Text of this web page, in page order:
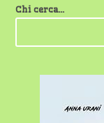
Chi cerca...